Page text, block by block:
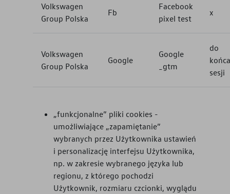
Volkswagen
Group Polska
Fb
Facebook
pixel test
x
Volkswagen
Group Polska
Google
Google
_gtm
do
końca
sesji
„funkcjonalne” pliki cookies -
umożliwiające „zapamiętanie”
wybranych przez Użytkownika ustawień
i personalizację interfejsu Użytkownika,
np. w zakresie wybranego języka lub
regionu, z którego pochodzi
Użytkownik, rozmiaru czcionki, wyglądu